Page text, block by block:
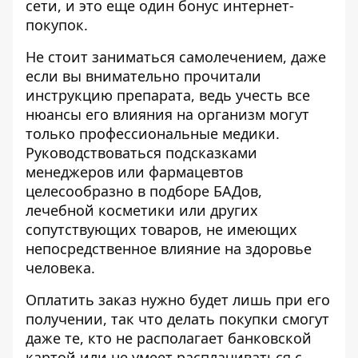
сети, и это еще один бонус интернет-
покупок.
Не стоит заниматься самолечением, даже
если вы внимательно прочитали
инструкцию препарата, ведь учесть все
нюансы его влияния на организм могут
только профессиональные медики.
Руководствоваться подсказками
менеджеров или фармацевтов
целесообразно в подборе БАДов,
лечебной косметики или других
сопутствующих товаров, не имеющих
непосредственное влияние на здоровье
человека.
Оплатить заказ нужно будет лишь при его
получении, так что делать покупки смогут
даже те, кто не располагает банковской